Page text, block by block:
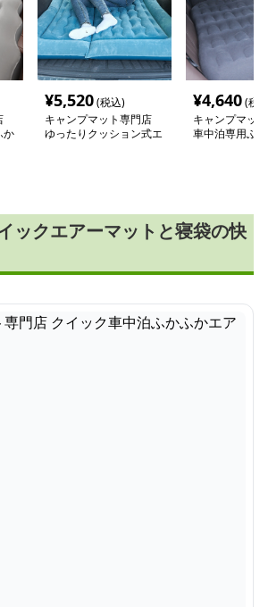
か
¥5,520(税込)
キャンプマット専門店
ゆったりクッション式エ
¥4,640(税
キャンプマッ
車中泊専用ふ
ックエアーマットと寝袋の快